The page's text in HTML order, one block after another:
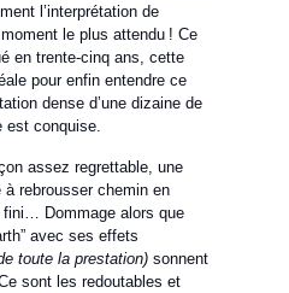
l’interprétation de
le plus attendu ! Ce
en trente-cinq ans, cette
pour enfin entendre ce
dense d’une dizaine de
est conquise.
assez regrettable, une
rebrousser chemin en
Dommage alors que
avec ses effets
toute la prestation)sonnent
sont les redoutables et